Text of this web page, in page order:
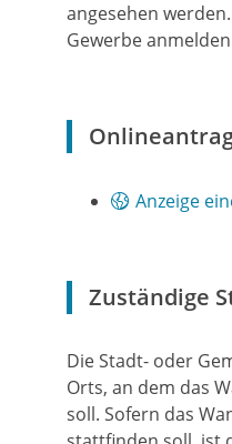
angesehen
Gewerbe
Anzeige
Zuständige
Die Stadt- oder
Orts, an dem das
soll. Sofern das